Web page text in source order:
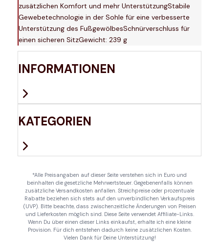
zusätzlichen Komfort und mehr UnterstützungStabile
Gewebetechnologie in der Sohle für eine verbesserte
Unterstützung des FußgewölbesSchnürverschluss für
einen sicheren SitzGewicht: 239 g
INFORMATIONEN
KATEGORIEN
*Alle Preisangaben auf dieser Seite verstehen sich in Euro und
beinhalten die gesetzliche Mehrwertsteuer. Gegebenenfalls können
zusätzliche Versandkosten anfallen. Streichpreise oder prozentuale
Rabatte beziehen sich stets auf den unverbindlichen Verkaufspreis
(UVP). Bitte beachte, dass zwischenzeitliche Änderungen von Preisen
und Lieferkosten möglich sind. Diese Seite verwendet Affiliate-Links.
Wenn Du über einen dieser Links einkaufst, erhalte ich eine kleine
Provision. Für dich entstehen dadurch keine zusätzlichen Kosten.
Vielen Dank für Deine Unterstützung!